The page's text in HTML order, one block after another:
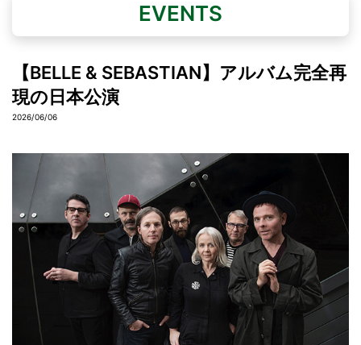
EVENTS
【BELLE & SEBASTIAN】アルバム完全再
現の日本公演
2026/06/06